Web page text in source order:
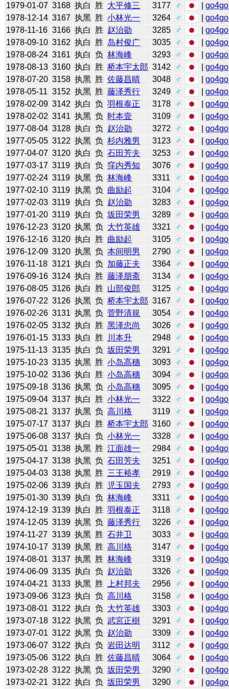
1979-01-07 3168 执白 胜 大平修三 3177 ♂ |go4go
1978-12-14 3167 执黑 胜 小林光一 3264 ♂ |go4go
1978-11-16 3166 执白 胜 赵治勋 3285 ♂ |go4go
1978-09-10 3162 执白 胜 岛村俊广 3035 ♂ |go4go
1978-08-24 3161 执白 负 林海峰 3293 ♂ |go4go
1978-08-13 3160 执白 胜 桥本宇太郎 3142 ♂ |go4go
1978-07-20 3158 执黑 胜 佐藤昌晴 3048 ♂ |go4go
1978-05-11 3152 执黑 胜 藤泽秀行 3249 ♂ |go4go
1978-02-09 3142 执白 负 羽根泰正 3178 ♂ |go4go
1978-02-02 3141 执黑 负 时本壹 3109 ♂ |go4go
1977-08-04 3128 执白 负 赵治勋 3272 ♂ |go4go
1977-05-05 3122 执黑 负 杉内雅男 3123 ♂ |go4go
1977-04-07 3120 执白 负 石田芳夫 3253 ♂ |go4go
1977-03-17 3119 执白 负 窪内秀知 3076 ♂ |go4go
1977-02-24 3119 执黑 负 林海峰 3311 ♂ |go4go
1977-02-10 3119 执黑 负 曲励起 3104 ♂ |go4go
1977-02-03 3119 执白 负 赵治勋 3283 ♂ |go4go
1977-01-20 3119 执白 负 坂田荣男 3289 ♂ |go4go
1976-12-23 3120 执黑 负 大竹英雄 3321 ♂ |go4go
1976-12-16 3120 执白 胜 曲励起 3105 ♂ |go4go
1976-12-09 3120 执黑 负 本间明男 2790 ♂ |go4go
1976-11-18 3121 执白 负 加藤正夫 3364 ♂ |go4go
1976-09-16 3124 执白 胜 藤泽朋斋 3134 ♂ |go4go
1976-08-05 3126 执白 胜 山部俊郎 3125 ♂ |go4go
1976-07-22 3126 执黑 负 桥本宇太郎 3167 ♂ |go4go
1976-02-26 3131 执黑 负 菅野清規 3054 ♂ |go4go
1976-02-05 3132 执白 胜 黑泽忠尚 3026 ♂ |go4go
1976-01-15 3133 执白 胜 川本升 2948 ♂ |go4go
1975-11-13 3135 执白 负 坂田荣男 3291 ♂ |go4go
1975-10-23 3135 执黑 胜 小岛高穗 3093 ♂ |go4go
1975-10-02 3136 执白 胜 小岛高穗 3094 ♂ |go4go
1975-09-18 3136 执黑 负 小岛高穗 3095 ♂ |go4go
1975-09-04 3137 执白 胜 小林光一 3322 ♂ |go4go
1975-08-21 3137 执黑 负 高川格 3119 ♂ |go4go
1975-07-17 3137 执白 胜 桥本宇太郎 3160 ♂ |go4go
1975-06-08 3137 执白 负 小林光一 3328 ♂ |go4go
1975-05-01 3138 执黑 胜 江面雄一 2984 ♂ |go4go
1975-04-17 3138 执黑 负 石田芳夫 3251 ♂ |go4go
1975-04-03 3138 执黑 胜 三王裕孝 2919 ♂ |go4go
1975-02-06 3139 执白 胜 児玉国夫 2793 ♂ |go4go
1975-01-30 3139 执白 负 林海峰 3311 ♂ |go4go
1974-12-19 3139 执白 胜 羽根泰正 3118 ♂ |go4go
1974-12-05 3139 执黑 负 藤泽秀行 3226 ♂ |go4go
1974-11-27 3139 执黑 胜 石井卫 3033 ♂ |go4go
1974-10-17 3139 执黑 胜 高川格 3147 ♂ |go4go
1974-08-01 3137 执黑 胜 林海峰 3319 ♂ |go4go
1974-06-09 3135 执白 负 赵治勋 3326 ♂ |go4go
1974-04-21 3133 执黑 胜 上村邦夫 2956 ♂ |go4go
1973-09-06 3123 执白 负 高川格 3158 ♂ |go4go
1973-08-01 3122 执白 负 大竹英雄 3303 ♂ |go4go
1973-07-18 3122 执黑 负 武宮正樹 3291 ♂ |go4go
1973-07-01 3122 执黑 负 赵治勋 3309 ♂ |go4go
1973-06-07 3122 执白 负 岩田达明 3112 ♂ |go4go
1973-05-06 3122 执白 胜 佐藤昌晴 3064 ♂ |go4go
1973-02-28 3122 执黑 负 坂田荣男 3290 ♂ |go4go
1973-02-21 3122 执白 负 坂田荣男 3290 ♂ |go4go